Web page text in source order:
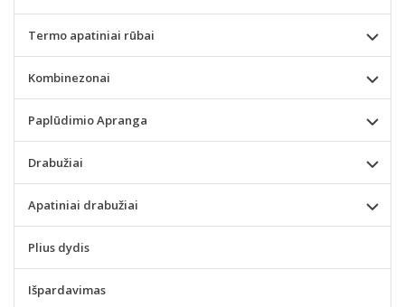
Termo apatiniai rūbai
Kombinezonai
Paplūdimio Apranga
Drabužiai
Apatiniai drabužiai
Plius dydis
Išpardavimas